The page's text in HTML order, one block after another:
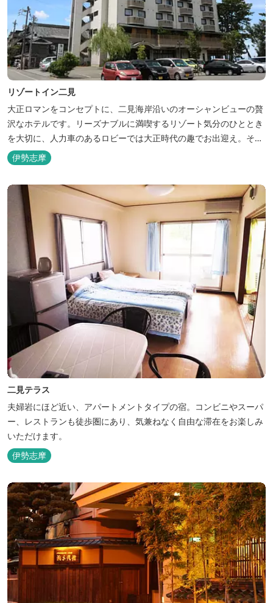
リゾートイン二見
大正ロマンをコンセプトに、二見海岸沿いのオーシャンビューの贅
沢なホテルです。リーズナブルに満喫するリゾート気分のひととき
を大切に、人力車のあるロビーでは大正時代の趣でお出迎え。そし
て、抜群の眺めが自慢の露天風呂｢七福の湯｣は、趣向を凝らした七
つのお風呂のうち、五つをご宿泊者様無料の貸切風呂としてご利用
が可能です。
伊勢志摩
二見テラス
夫婦岩にほど近い、アパートメントタイプの宿。コンビニやスーパ
ー、レストランも徒歩圏にあり、気兼ねなく自由な滞在をお楽しみ
いただけます。
伊勢志摩